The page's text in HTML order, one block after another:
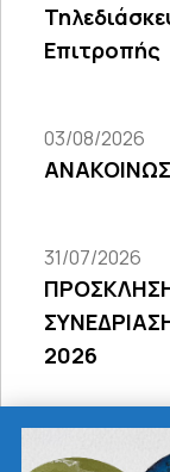
Επιτροπής
03/08/2026
31/07/2026
2026